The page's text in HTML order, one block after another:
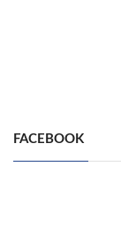
FACEBOOK